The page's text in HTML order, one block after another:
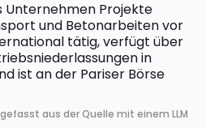
Unternehmen Projekte
und Betonarbeiten vor
tätig, verfügt über
in
ist an der Pariser Börse
aus der Quelle mit einem LLM